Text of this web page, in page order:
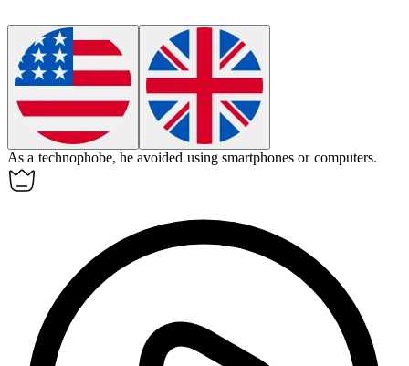
As a technophobe, he avoided using smartphones or computers.